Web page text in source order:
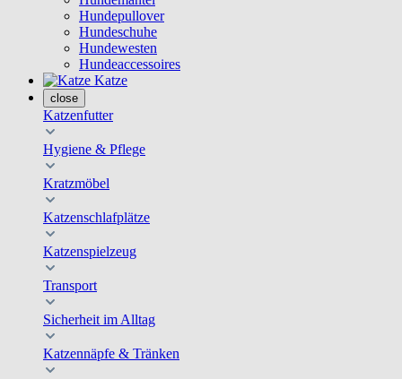
Hundepullover
Hundeschuhe
Hundewesten
Hundeaccessoires
Katze
close
Katzenfutter
Hygiene & Pflege
Kratzmöbel
Katzenschlafplätze
Katzenspielzeug
Transport
Sicherheit im Alltag
Katzennäpfe & Tränken